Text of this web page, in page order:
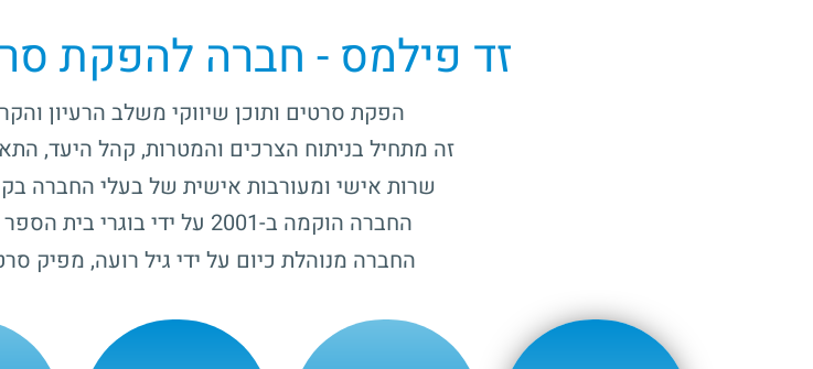
זד פילמס - חברה להפקת
הפקת סרטים ותוכן שיווקי משלב הרעיון
זה מתחיל בניתוח הצרכים והמטרות, קהל היעד,
שרות אישי ומעורבות אישית של בעלי החברה
החברה הוקמה ב-2001 על ידי בוגרי בית הספר לקולנוע וטלוויזיה בירושלים.
החברה מנוהלת כיום על ידי גיל רועה, מפיק